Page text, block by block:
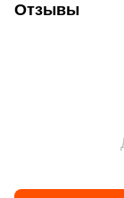
Отзывы